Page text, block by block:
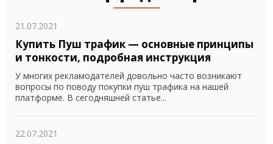
21.07.2021
Купить Пуш трафик — основные принципы
и тонкости, подробная инструкция
У многих рекламодателей довольно часто возникают
вопросы по поводу покупки пуш трафика на нашей
платформе. В сегодняшней статье...
22.07.2021